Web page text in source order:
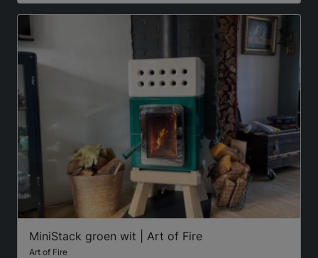
MiniStack groen wit | Art of Fire
Art of Fire